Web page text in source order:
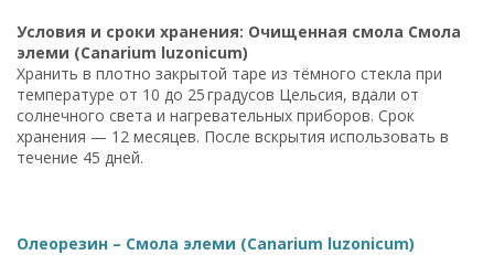
Условия и сроки хранения: Очищенная смола Смола
элеми (Canarium luzonicum)
Хранить в плотно закрытой таре из тёмного стекла при
температуре от 10 до 25 градусов Цельсия, вдали от
солнечного света и нагревательных приборов. Срок
хранения — 12 месяцев. После вскрытия использовать в
течение 45 дней.
Олеорезин – Смола элеми (Canarium luzonicum)